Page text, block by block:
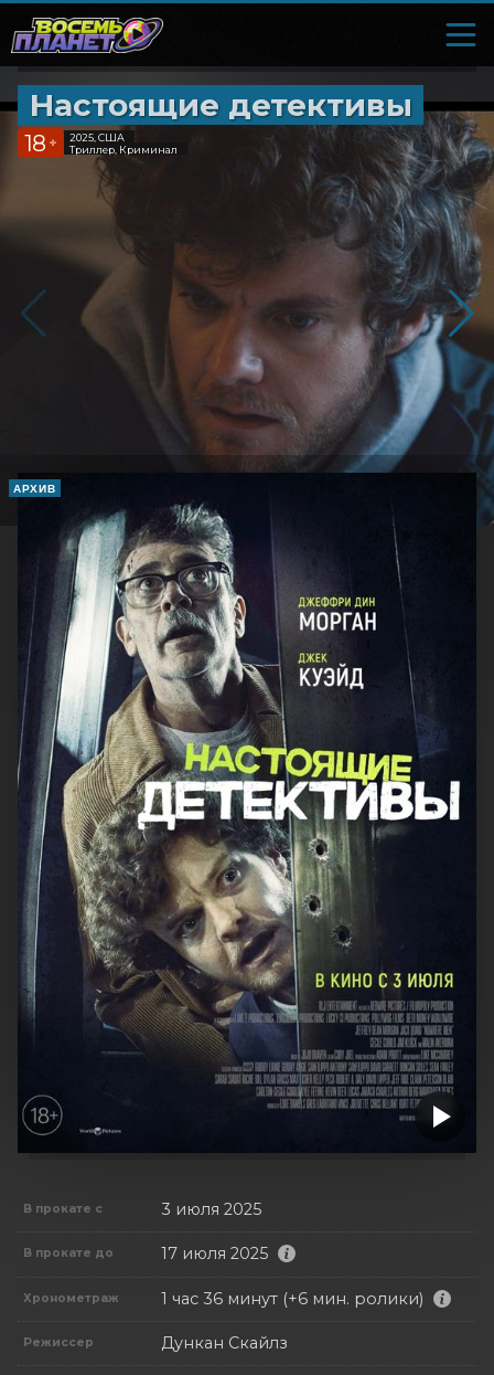
Настоящие детективы
18 +
2025, США
Триллер, Криминал
АРХИВ
В прокате с 3 июля 2025
В прокате до 17 июля 2025
Хронометраж 1 час 36 минут (+6 мин. ролики)
Режиссер Дункан Скайлз